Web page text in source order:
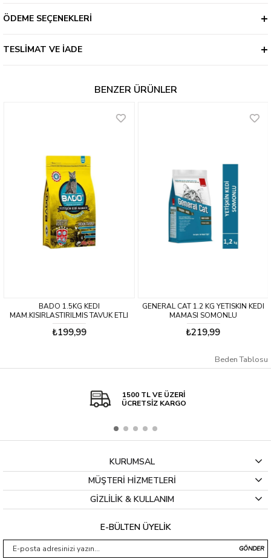
ÖDEME SEÇENEKLERI
TESLIMAT VE İADE
BENZER ÜRÜNLER
BADO 1.5KG KEDI
MAM.KISIRLASTIRILMIS TAVUK ETLI
₺199,99
GENERAL CAT 1.2 KG YETISKIN KEDI
MAMASI SOMONLU
₺219,99
Beden Tablosu
1500 TL VE ÜZERİ
ÜCRETSİZ KARGO
KURUMSAL
MÜŞTERİ HİZMETLERİ
GİZLİLİK & KULLANIM
E-BÜLTEN ÜYELİK
GÖNDER